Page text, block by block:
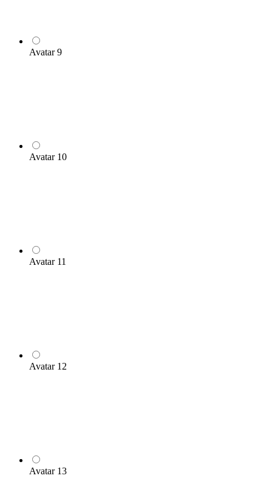
Avatar 9
Avatar 10
Avatar 11
Avatar 12
Avatar 13